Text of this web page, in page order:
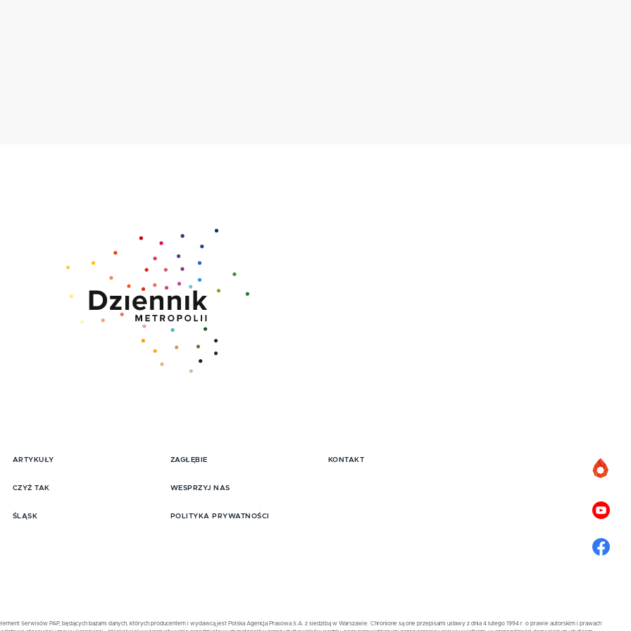
się do Newslttera
ARTYKUŁY
CZYŻ TAK
ŚLĄSK
ZAGŁĘBIE
WESPRZYJ NAS
POLITYKA PRYWATNOŚCI
KONTAKT
Serwisów PAP, będących bazami danych, których producentem i wydawcą jest Polska Agencja Prasowa S.A. z siedzibą w Warszawie. Chronione są one przepisami ustawy z dnia 4 lutego 1994 r. o prawie autorskim i prawach